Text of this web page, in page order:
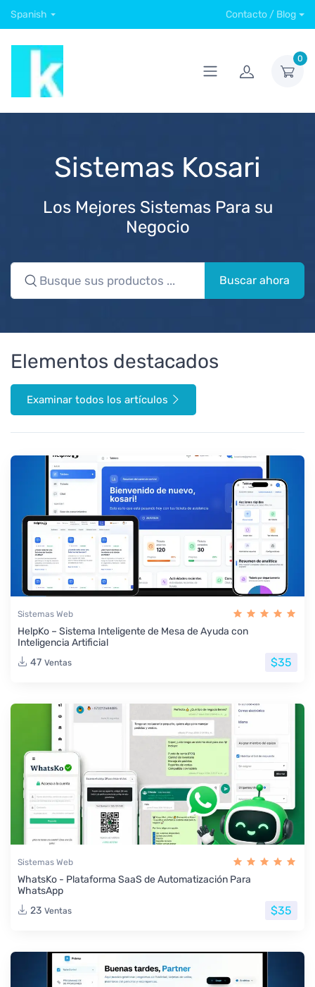
Spanish Contacto / Blog
0
Sistemas Kosari
Los Mejores Sistemas Para su
Negocio
Buscar ahora
Elementos destacados
Examinar todos los artículos
Sistemas Web
HelpKo – Sistema Inteligente de Mesa de Ayuda con
Inteligencia Artificial
47 Ventas $35
Sistemas Web
WhatsKo - Plataforma SaaS de Automatización Para
WhatsApp
23 Ventas $35